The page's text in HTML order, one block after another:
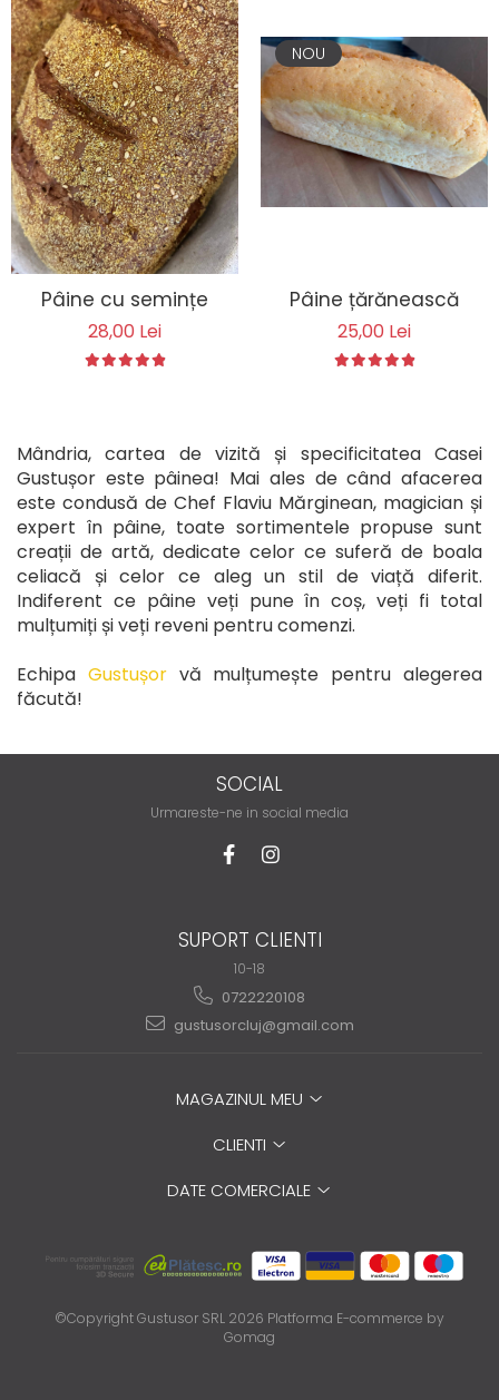
Pâine cu semințe
28,00 Lei
NOU
Pâine țărănească
25,00 Lei
Mândria, cartea de vizită și specificitatea Casei
Gustușor este pâinea! Mai ales de când afacerea
este condusă de Chef Flaviu Mărginean, magician și
expert în pâine, toate sortimentele propuse sunt
creații de artă, dedicate celor ce suferă de boala
celiacă și celor ce aleg un stil de viață diferit.
Indiferent ce pâine veți pune în coș, veți fi total
mulțumiți și veți reveni pentru comenzi.
Echipa Gustușorvă mulțumește pentru alegerea
făcută!
SOCIAL
Urmareste-ne in social media
SUPORT CLIENTI
10-18
0722220108
gustusorcluj@gmail.com
MAGAZINUL MEU
CLIENTI
DATE COMERCIALE
©Copyright Gustusor SRL 2026 Platforma E-commerce by
Gomag